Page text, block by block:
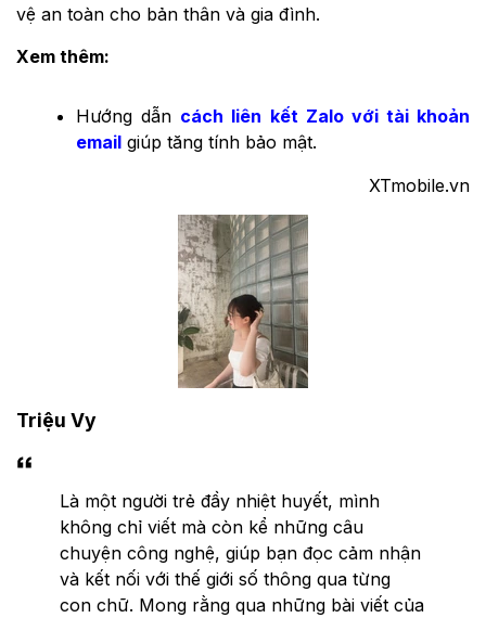
vệ an toàn cho bản thân và gia đình.
Xem thêm:
Hướng dẫn cách liên kết Zalo với tài khoản
email giúp tăng tính bảo mật.
XTmobile.vn
Triệu Vy
Là một người trẻ đầy nhiệt huyết, mình
không chỉ viết mà còn kể những câu
chuyện công nghệ, giúp bạn đọc cảm nhận
và kết nối với thế giới số thông qua từng
con chữ. Mong rằng qua những bài viết của